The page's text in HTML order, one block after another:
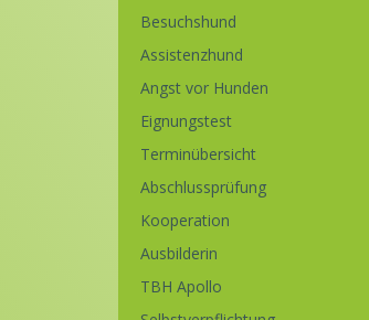
Besuchshund
Assistenzhund
Angst vor Hunden
Eignungstest
Terminübersicht
Abschlussprüfung
Kooperation
Ausbilderin
TBH Apollo